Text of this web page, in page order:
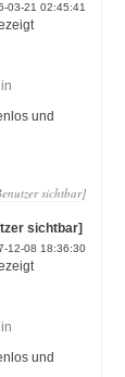
03-21 02:45:41
und
sichtbar]
sichtbar]
12-08 18:36:30
und